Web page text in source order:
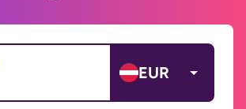
EUR